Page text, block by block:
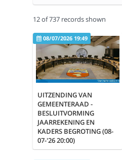
Live Sessions
Categories
Watchlist
Privacy policy
12 of 737 records shown
08/07/2026 19:49
UITZENDING VAN
GEMEENTERAAD -
BESLUITVORMING
JAARREKENING EN
KADERS BEGROTING (08-
07-'26 20:00)